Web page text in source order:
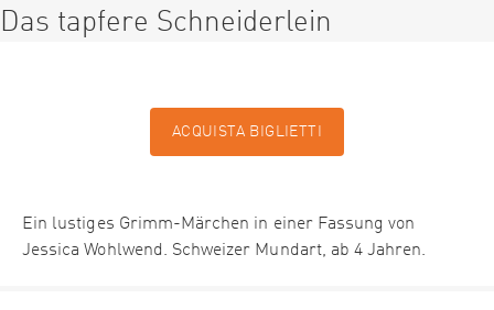
Das tapfere Schneiderlein
ACQUISTA BIGLIETTI
Ein lustiges Grimm-Märchen in einer Fassung von
Jessica Wohlwend. Schweizer Mundart, ab 4 Jahren.